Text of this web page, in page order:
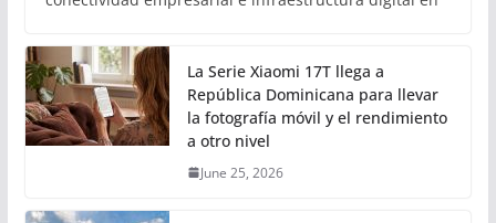
La Serie Xiaomi 17T llega a
República Dominicana para llevar
la fotografía móvil y el rendimiento
a otro nivel
June 25, 2026